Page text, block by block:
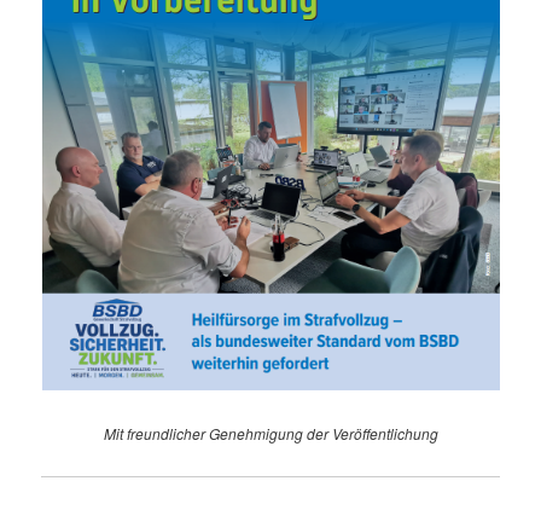
Mit freundlicher Genehmigung der Veröffentlichung